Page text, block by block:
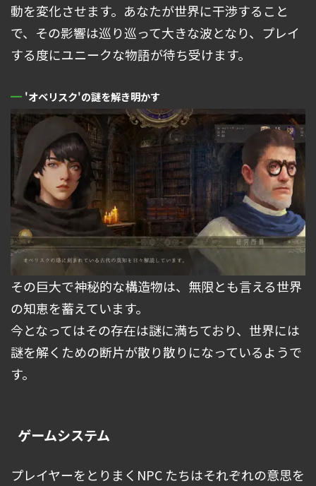
動を変化させます。あなたが世界に干渉すること
で、その影響は巡り巡って大きな波となり、プレイ
する度にユニークな物語が待ち受けます。
'オベリスク'の謎を解き明かす
その巨大で神秘的な構造物は、無限とも言える世界
の知恵を蓄えています。
今となってはその存在は謎に満ちており、世界には
謎を解くための断片が散り散りになっているようで
す。
ゲームシステム
プレイヤーをとりまくNPC たちはそれぞれの意思を